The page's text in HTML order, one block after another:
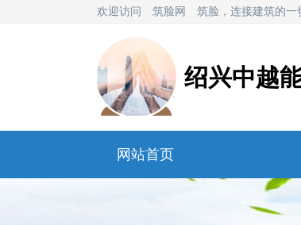
欢迎访问 筑脸网 筑脸，连接建筑的一
绍兴中越
网站首页